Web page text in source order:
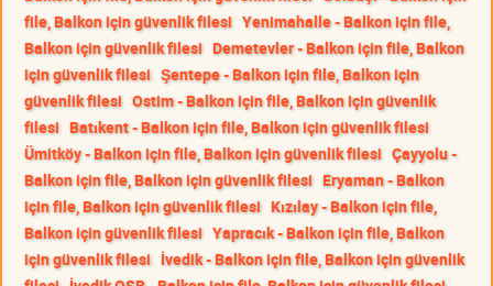
file, Balkon için güvenlik filesi Yenimahalle - Balkon için file,
Balkon için güvenlik filesi Demetevler - Balkon için file, Balkon
için güvenlik filesi Şentepe - Balkon için file, Balkon için
güvenlik filesi Ostim - Balkon için file, Balkon için güvenlik
filesi Batıkent - Balkon için file, Balkon için güvenlik filesi
Ümitköy - Balkon için file, Balkon için güvenlik filesi Çayyolu -
Balkon için file, Balkon için güvenlik filesi Eryaman - Balkon
için file, Balkon için güvenlik filesi Kızılay - Balkon için file,
Balkon için güvenlik filesi Yapracık - Balkon için file, Balkon
için güvenlik filesi İvedik - Balkon için file, Balkon için güvenlik